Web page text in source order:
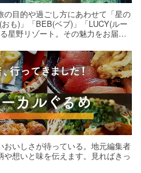
の目的や過ごし方にあわせて「星の
も)」「BEB(ベブ)」「LUCY(ルー
星野リゾート。その魅力をお届け
いしさが待っている。地元編集者
想いと味を伝えます。見ればきっ